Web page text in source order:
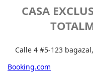
CASA
Calle 4 #5-123
Booking.com